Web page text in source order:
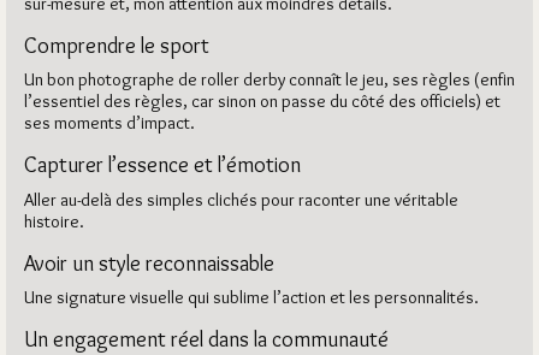
Comprendre le sport
Un bon photographe de roller derby connaît le jeu, ses règles (enfin
l’essentiel des règles, car sinon on passe du côté des officiels) et
ses moments d’impact.
Capturer l’essence et l’émotion
Aller au-delà des simples clichés pour raconter une véritable
histoire.
Avoir un style reconnaissable
Une signature visuelle qui sublime l’action et les personnalités.
Un engagement réel dans la communauté